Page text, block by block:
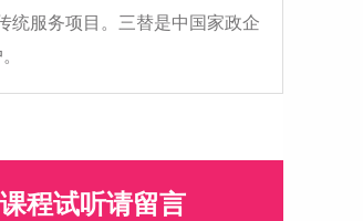
统服务项目。三替是中国家政企
程试听请留言